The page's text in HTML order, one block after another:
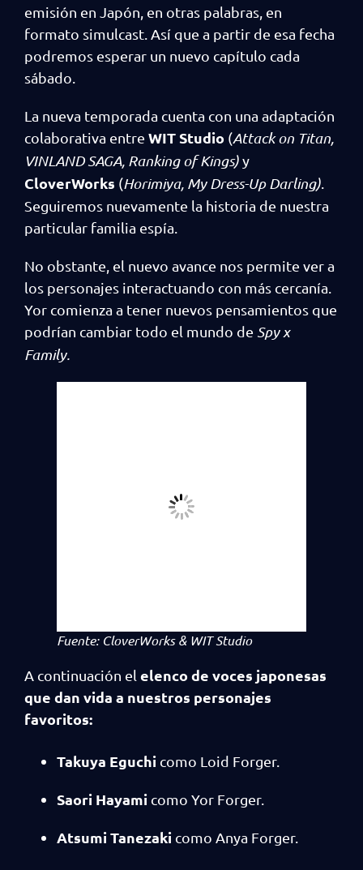
emisión en Japón, en otras palabras, en
formato simulcast. Así que a partir de esa fecha
podremos esperar un nuevo capítulo cada
sábado.
La nueva temporada cuenta con una adaptación
colaborativa entre WIT Studio (Attack on Titan,
VINLAND SAGA, Ranking of Kings)y
CloverWorks (Horimiya, My Dress-Up Darling)
Seguiremos nuevamente la historia de nuestra
particular familia espía.
No obstante, el nuevo avance nos permite ver a
los personajes interactuando con más cercanía.
Yor comienza a tener nuevos pensamientos que
podrían cambiar todo el mundo de Spy x
Family.
Fuente: CloverWorks & WIT Studio
A continuación el elenco de voces japonesas
que dan vida a nuestros personajes
favoritos:
Takuya Eguchi como Loid Forger.
Saori Hayami como Yor Forger.
Atsumi Tanezaki como Anya Forger.